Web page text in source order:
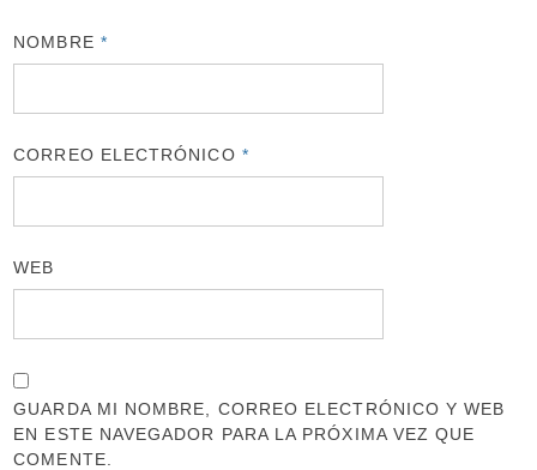
NOMBRE *
CORREO ELECTRÓNICO *
WEB
GUARDA MI NOMBRE, CORREO ELECTRÓNICO Y WEB
EN ESTE NAVEGADOR PARA LA PRÓXIMA VEZ QUE
COMENTE.